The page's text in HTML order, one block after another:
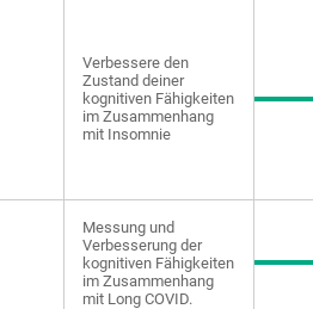
Verbessere den
Zustand deiner
kognitiven Fähigkeiten
im Zusammenhang
mit Insomnie
Messung und
Verbesserung der
kognitiven Fähigkeiten
im Zusammenhang
mit Long COVID.